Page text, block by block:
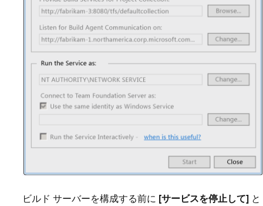
ビルド サーバーを構成する前に [サービスを停止して] と